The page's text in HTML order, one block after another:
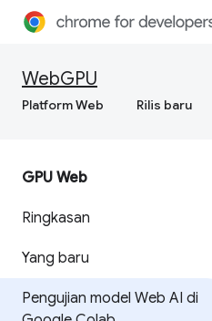
WebGPU
Platform Web Rilis baru
GPU Web
Ringkasan
Yang baru
Pengujian model Web AI di